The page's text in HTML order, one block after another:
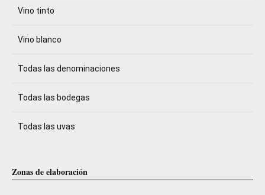
Vino tinto
Vino blanco
Todas las denominaciones
Todas las bodegas
Todas las uvas
Zonas de elaboración